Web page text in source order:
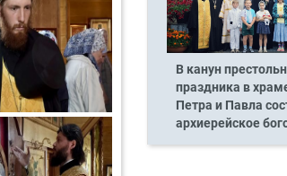
В канун
праздника в
Петра и Павла
архиерейское